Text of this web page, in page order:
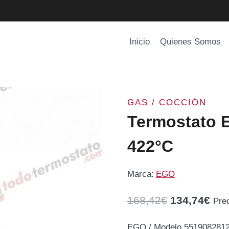
Inicio Quienes Somos
GAS / COCCIÓN
Termostato
422°C
Marca: EGO
168,42€ El
134,74€El
EGO / Modelo